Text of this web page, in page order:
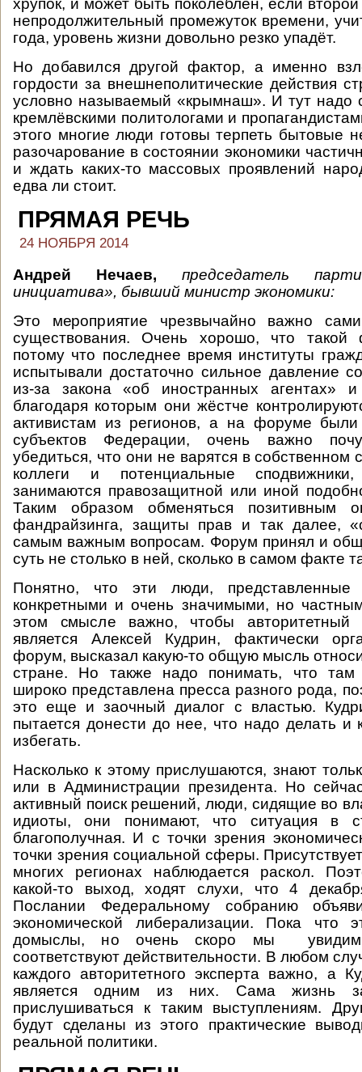
хрупок, и может быть поколеблен, если
непродолжительный промежуток времени,
года, уровень жизни довольно резко упадёт.
Но добавился другой фактор, а именно
гордости за внешнеполитические действия
условно называемый «крымнаш». И тут надо
кремлёвскими политологами и
этого многие люди готовы терпеть бытовые
разочарование в состоянии экономики
и ждать каких-то массовых проявлений
едва ли стоит.
ПРЯМАЯ РЕЧЬ
24 НОЯБРЯ 2014
Андрей Нечаев,
председатель
инициатива», бывший министр экономики:
Это мероприятие чрезвычайно важно
существования. Очень хорошо, что такой
потому что последнее время институты
испытывали достаточно сильное давление
из-за закона «об иностранных агентах»
благодаря которым они жёстче
активистам из регионов, а на форуме
субъектов Федерации, очень важно
убедиться, что они не варятся в собственном
коллеги и потенциальные
занимаются правозащитной или иной
Таким образом обменяться позитивным
фандрайзинга, защиты прав и так далее,
самым важным вопросам. Форум принял и
суть не столько в ней, сколько в самом факте
Понятно, что эти люди, представленные
конкретными и очень значимыми, но
этом смысле важно, чтобы авторитетный
является Алексей Кудрин, фактически
форум, высказал какую-то общую мысль
стране. Но также надо понимать, что там
широко представлена пресса разного рода,
это еще и заочный диалог с властью.
пытается донести до нее, что надо делать и
избегать.
Насколько к этому прислушаются, знают
или в Администрации президента. Но
активный поиск решений, люди, сидящие во
идиоты, они понимают, что ситуация в
благополучная. И с точки зрения
точки зрения социальной сферы.
многих регионах наблюдается раскол.
какой-то выход, ходят слухи, что 4
Послании Федеральному собранию
экономической либерализации. Пока что
домыслы, но очень скоро мы увидим,
соответствуют действительности. В любом
каждого авторитетного эксперта важно, а
является одним из них. Сама жизнь
прислушиваться к таким выступлениям.
будут сделаны из этого практические
реальной политики.